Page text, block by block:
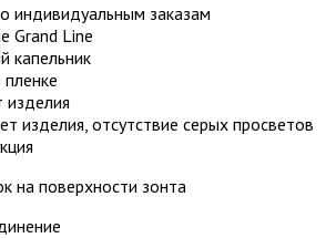
индивидуальным заказам
Grand Line
капельник
изделия
изделия, отсутствие серых просветов
на поверхности зонта